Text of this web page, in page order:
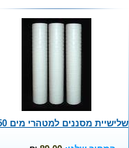
שלישיית מסננים למטהרי מים 25-50